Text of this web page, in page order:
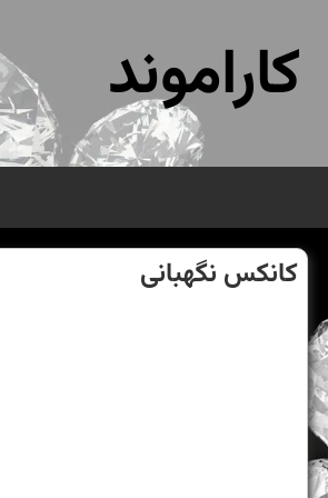
کاراموند
كانكس نگهبانی